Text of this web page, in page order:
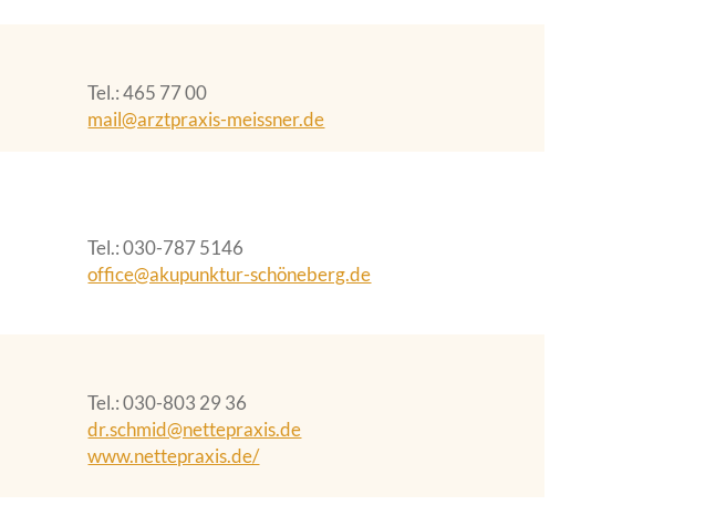
Tel. 465 77 00
mail@arztpraxis-meissner.de
Tel. 030-787 5146
office@akupunktur-schöneberg.de
Tel. 030-803 29 36
dr.schmid@nettepraxis.de
www.nettepraxis.de/